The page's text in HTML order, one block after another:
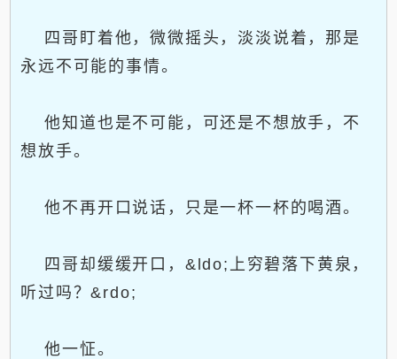
四哥盯着他，微微摇头，淡淡说着，那是
永远不可能的事情。
他知道也是不可能，可还是不想放手，不
想放手。
他不再开口说话，只是一杯一杯的喝酒。
四哥却缓缓开口，&ldo;上穷碧落下黄泉，
听过吗？&rdo;
他一怔。